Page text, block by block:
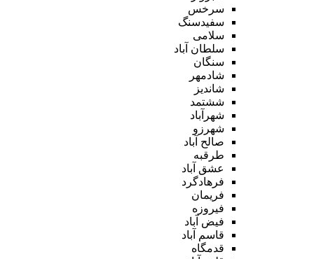
سرخس
سفیدسنگ
سلامی
سلطان آباد
سنگان
شادمهر
شاندیز
ششتمد
شهرآباد
شهرزو
صالح آباد
طرقبه
عشق آباد
فرهادگرد
فریمان
فیروزه
فیض آباد
قاسم آباد
قدمگاه